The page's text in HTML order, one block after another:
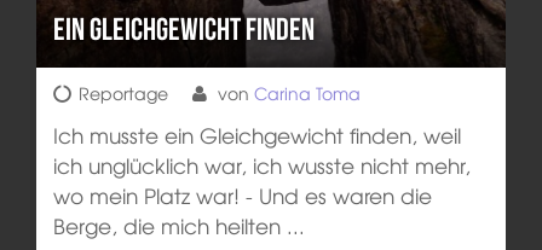
Ein Gleichgewicht finden
Reportage von Carina Toma
Ich musste ein Gleichgewicht finden, weil
ich unglücklich war, ich wusste nicht mehr,
wo mein Platz war! - Und es waren die
Berge, die mich heilten ...